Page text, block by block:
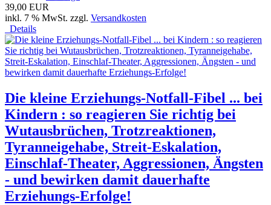
39,00 EUR
inkl. 7 % MwSt. zzgl. Versandkosten
Details
Die kleine Erziehungs-Notfall-Fibel ... bei
Kindern : so reagieren Sie richtig bei
Wutausbrüchen, Trotzreaktionen,
Tyranneigehabe, Streit-Eskalation,
Einschlaf-Theater, Aggressionen, Ängsten
- und bewirken damit dauerhafte
Erziehungs-Erfolge!